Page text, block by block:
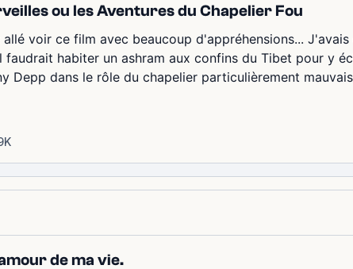
ou les Aventures du Chapelier Fou
voir ce film avec beaucoup d'appréhensions...
faudrait habiter un ashram aux confins du Tibet pour y
Depp dans le rôle du chapelier particulièrement
de ma vie.